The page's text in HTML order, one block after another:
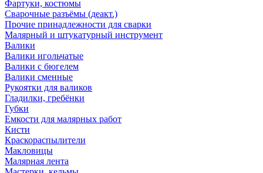
Фартуки, костюмы
Сварочные разъёмы (деакт.)
Прочие принадлежности для сварки
Малярный и штукатурный инструмент
Валики
Валики игольчатые
Валики с бюгелем
Валики сменные
Рукоятки для валиков
Гладилки, гребёнки
Губки
Емкости для малярных работ
Кисти
Краскораспылители
Макловицы
Малярная лента